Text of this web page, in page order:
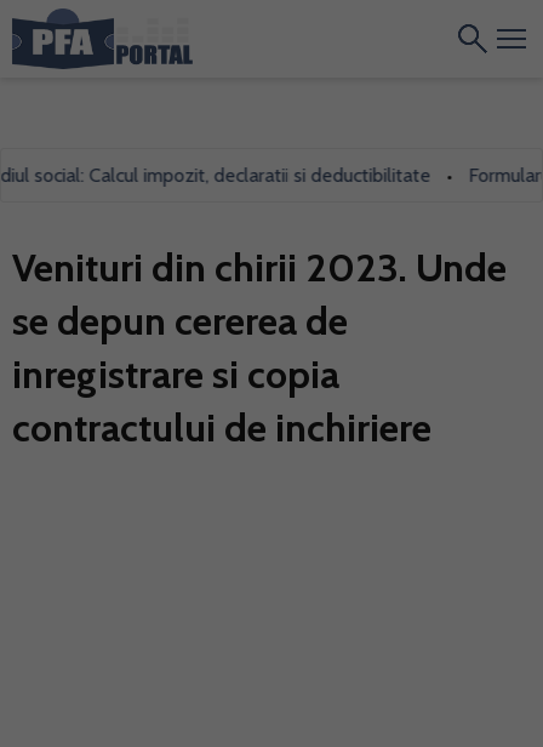
Calcul impozit, declaratii si deductibilitate • Formularul
Venituri din chirii 2023. Unde
se depun cererea de
inregistrare si copia
contractului de inchiriere